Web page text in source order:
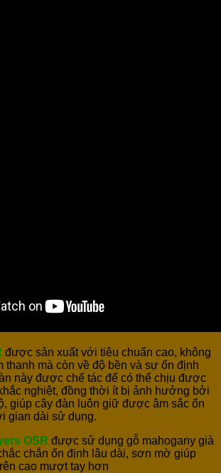
được sản xuất với tiêu chuẩn cao, không
thanh mà còn về độ bền và sự ổn định
này được chế tác để có thể chịu được
nghiệt, đồng thời ít bị ảnh hưởng bởi
giúp cây đàn luôn giữ được âm sắc ổn
gian dài sử dụng.
OSR được sử dụng gỗ mahogany già
chắn ổn định lâu dài, sơn mờ giúp
cao mượt tay hơn